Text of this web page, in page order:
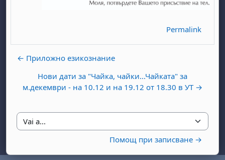
Permalink
← Приложно езикознание
Нови дати за "Чайка, чайки...Чайката" за
м.декември - на 10.12 и на 19.12 от 18.30 в УТ →
Vai a...
Помощ при записване →
14 agosto
15 agosto
domenica 16 agosto
28 agosto
29 agosto
domenica 30 agosto